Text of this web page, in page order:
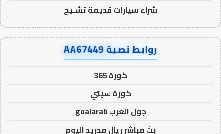
شراء سيارات قديمة تشليح
روابط نصية AA67449
كورة 365
كورة سيتي
جول العرب goalarab
بث مباشر ريال مدريد اليوم